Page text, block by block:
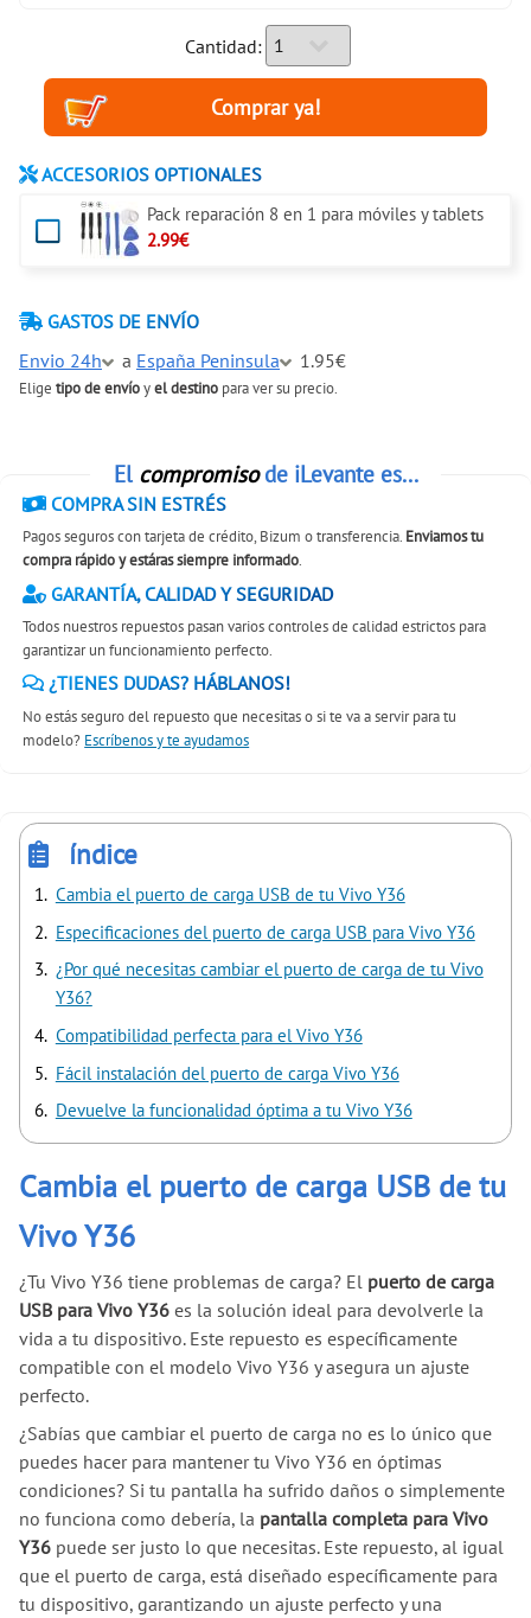
Cantidad:
ACCESORIOS OPTIONALES
Pack reparación 8 en 1 para móviles y tablets
2.99€
GASTOS DE ENVÍO
Envio 24h
a España Peninsula 1.95€
Elige tipo de envíoyel destino para ver su precio.
El compromisode iLevante es...
COMPRA SIN ESTRÉS
Pagos seguros con tarjeta de crédito, Bizum o transferencia. Enviamos tu
compra rápido y estáras siempre informado.
GARANTÍA, CALIDAD Y SEGURIDAD
Todos nuestros repuestos pasan varios controles de calidad estrictos para
garantizar un funcionamiento perfecto.
¿TIENES DUDAS? HÁBLANOS!
No estás seguro del repuesto que necesitas o si te va a servir para tu
modelo? Escríbenos y te ayudamos
índice
Cambia el puerto de carga USB de tu Vivo Y36
Especificaciones del puerto de carga USB para Vivo Y36
¿Por qué necesitas cambiar el puerto de carga de tu Vivo
Y36?
Compatibilidad perfecta para el Vivo Y36
Fácil instalación del puerto de carga Vivo Y36
Devuelve la funcionalidad óptima a tu Vivo Y36
Cambia el puerto de carga USB de tu
Vivo Y36
¿Tu Vivo Y36 tiene problemas de carga? El puerto de carga
USB para Vivo Y36 es la solución ideal para devolverle la
vida a tu dispositivo. Este repuesto es específicamente
compatible con el modelo Vivo Y36 y asegura un ajuste
perfecto.
¿Sabías que cambiar el puerto de carga no es lo único que
puedes hacer para mantener tu Vivo Y36 en óptimas
condiciones? Si tu pantalla ha sufrido daños o simplemente
no funciona como debería, la pantalla completa para Vivo
Y36 puede ser justo lo que necesitas. Este repuesto, al igual
que el puerto de carga, está diseñado específicamente para
tu dispositivo, garantizando un ajuste perfecto y una